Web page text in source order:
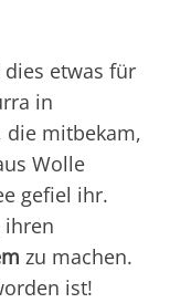
etwas für
in
die mitbekam,
Wolle
gefiel ihr.
ihren
zu machen.
ist!